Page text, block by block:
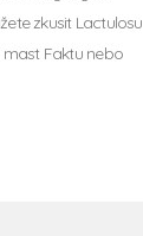
zkusit Lactulosu
mast Faktu nebo